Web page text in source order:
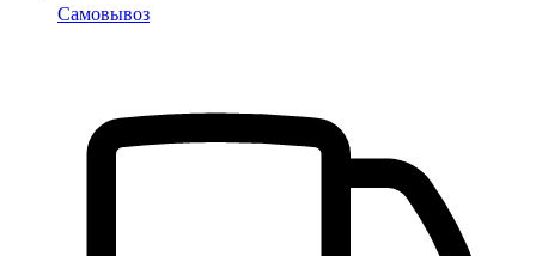
Самовывоз